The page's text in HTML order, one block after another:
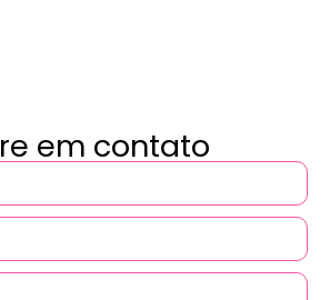
em contato